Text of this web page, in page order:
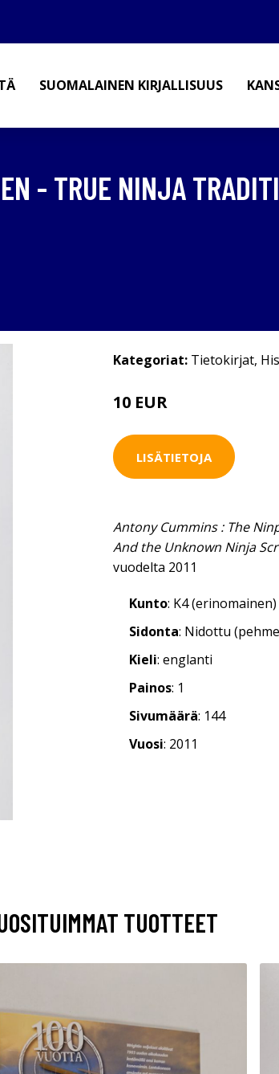
SUOMALAINEN KIRJALLISUUS
- TRUE NINJA
Kategoriat: Tietokirjat,
10 EUR
LISÄTIETOJA
Antony Cummins : The
And the Unknown Ninja
vuodelta 2011
Kunto: K4 (erinomainen)
Sidonta: Nidottu
Kieli: englanti
Painos: 1
Sivumäärä: 144
Vuosi: 2011
TUOTTEET